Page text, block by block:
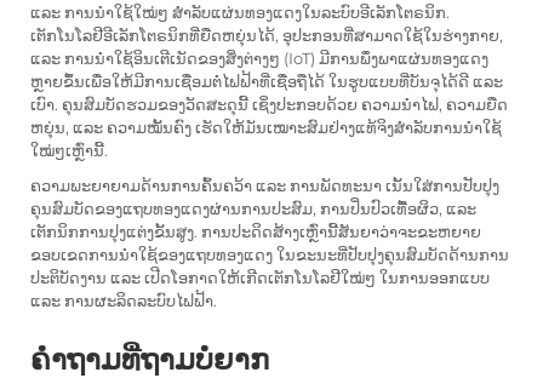
ແລະ ການນຳໃຊ້ໃໝ່ໆ ສຳລັບແຜ່ນທອງແດງໃນລະບົບອີເລັກໂຕຣນິກ.
ເຕັກໂນໂລຢີອີເລັກໂຕຣນິກທີ່ຍືດຫຍຸ່ນໄດ້, ອຸປະກອນທີ່ສາມາດໃຊ້ໃນຮ່າງກາຍ,
ແລະ ການນຳໃຊ້ອິນເຕີເນັດຂອງສິ່ງຕ່າງໆ (IoT) ມີການພຶ່ງພາແຜ່ນທອງແດງ
ຫຼາຍຂຶ້ນເພື່ອໃຫ້ມີການເຊື່ອມຕໍ່ໄຟຟ້າທີ່ເຊື່ອຖືໄດ້ ໃນຮູບແບບທີ່ບັນຈຸໄດ້ດີ ແລະ
ເບົາ. ຄຸນສົມບັດຮວມຂອງວັດສະດຸນີ້ ເຊິ່ງປະກອບດ້ວຍ ຄວາມນຳໄຟ, ຄວາມຍືດ
ຫຍຸ່ນ, ແລະ ຄວາມໝັ້ນຄົງ ເຮັດໃຫ້ມັນເໝາະສົມຢ່າງແທ້ຈິງສຳລັບການນຳໃຊ້
ໃໝ່ໆເຫຼົ່ານີ້.
ຄວາມພະຍາຍາມດ້ານການຄົ້ນຄວ້າ ແລະ ການພັດທະນາ ເນັ້ນໃສ່ການປັບປຸງ
ຄຸນສົມບັດຂອງແຖບທອງແດງຜ່ານການປະສົມ, ການປິ່ນປົວເທື້ອຜິວ, ແລະ
ເຕັກນິກການປຸງແຕ່ງຂັ້ນສູງ. ການປະດິດສ້າງເຫຼົ່ານີ້ສັນຍາວ່າຈະຂະຫຍາຍ
ຂອບເຂດການນຳໃຊ້ຂອງແຖບທອງແດງ ໃນຂະນະທີ່ປັບປຸງຄຸນສົມບັດດ້ານການ
ປະຕິບັດງານ ແລະ ເປີດໂອກາດໃຫ້ເກີດເຕັກໂນໂລຢີໃໝ່ໆ ໃນການອອກແບບ
ແລະ ການຜະລິດລະບົບໄຟຟ້າ.
ຄຳຖາມທີ່ຖາມບໍ່ຍາກ